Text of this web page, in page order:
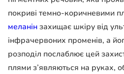
покриві темно-коричневими
меланінзахищає шкіру від
інфрачервоних променів, а
розподіл послаблює цей
плями з’являються на руках,